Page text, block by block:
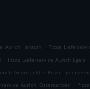
Aurich Haxtum . Pizza
. Pizza Lieferservice Aurich Egels .
Georgsfeld . Pizza
Aurich Ostersander .